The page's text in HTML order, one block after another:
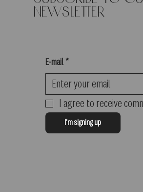
newsletter
E-mail *
I agree to receive
I'm signing up